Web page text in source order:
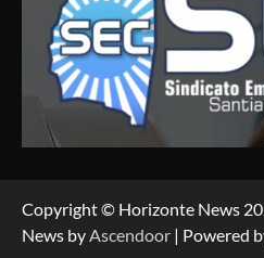
Copyright © Horizonte News
News byAscendoor | Powered